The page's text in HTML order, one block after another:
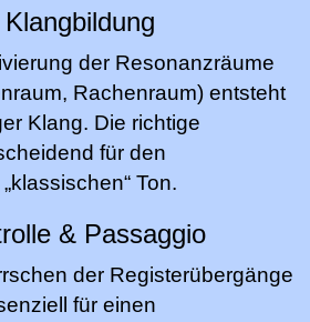
der Resonanzräume
Rachenraum) entsteht
Klang. Die richtige
für den
Ton.
& Passaggio
der Registerübergänge
für einen